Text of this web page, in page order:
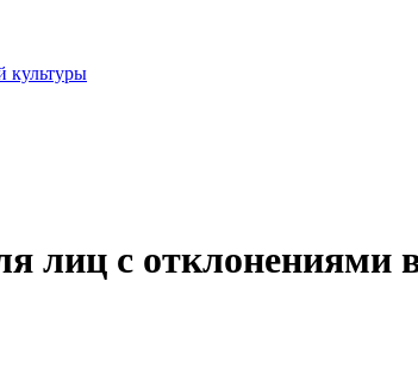
культуры
лиц с отклонениями